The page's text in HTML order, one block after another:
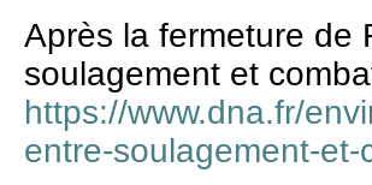
Après la fermeture de
soulagement et
https://www.dna.fr/
entre-soulagement-